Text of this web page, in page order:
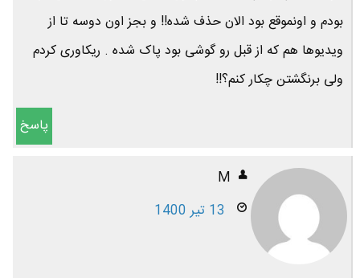
بودم و اونموقع بود الان حذف شده!! و بجز اون دوسه تا از
ویدیوها هم که از قبل رو گوشی بود پاک شده . ریکاوری کردم
ولی برنگشتن چکار کنم؟!!
پاسخ
M
13 تیر 1400